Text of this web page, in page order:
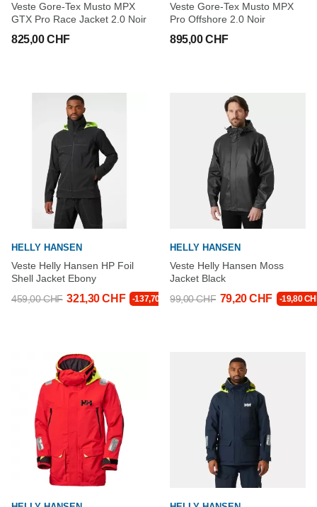
Veste Gore-Tex Musto MPX
GTX Pro Race Jacket 2.0 Noir
825,00 CHF
Veste Gore-Tex Musto MPX
Pro Offshore 2.0 Noir
895,00 CHF
HELLY HANSEN
Veste Helly Hansen HP Foil
Shell Jacket Ebony
459,00 CHF 321,30 CHF -137,70 CHF
HELLY HANSEN
Veste Helly Hansen Moss
Jacket Black
99,00 CHF 79,20 CHF -19,80